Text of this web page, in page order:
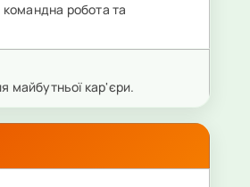
робота та
майбутньої кар'єри.